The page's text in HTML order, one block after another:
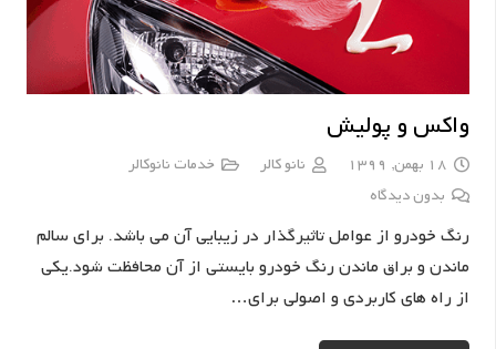
واکس و پولیش
18 بهمن, 1399 نانو کالر
خدمات نانوکالر
بدون دیدگاه
رنگ خودرو از عوامل تاثیرگذار در زیبایی آن می باشد. برای سالم
ماندن و براق ماندن رنگ خودرو بایستی از آن محافظت شود.یکی
از راه های کاربردی و اصولی برای…